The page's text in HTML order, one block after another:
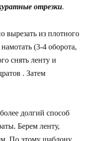
отрезки.
вырезать из плотного
(3-4 оборота,
снять ленту и
. Затем
долгий способ
Берем ленту,
По этому шаблону